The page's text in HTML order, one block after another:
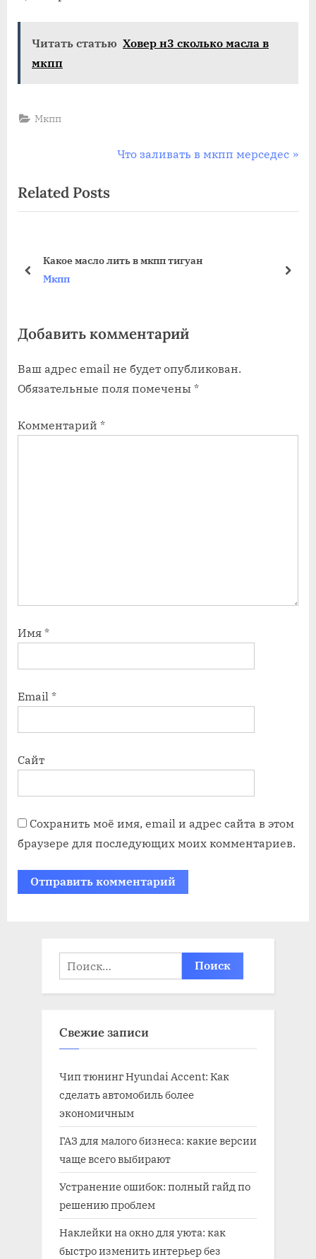
мкпп
Читать статью Ховер н3 сколько масла в
мкпп
Мкпп
Навигация
по
записям
N
t
Что заливать в мкпп мерседес
Related Posts
Какое масло лить в мкпп тигуан
Мкпп
prev next
Добавить комментарий
Ваш адрес email не будет опубликован.
Обязательные поля помечены *
Комментарий *
Имя *
Email *
Сайт
Сохранить моё имя, email и адрес сайта в этом
браузере для последующих моих комментариев.
Найти:
Свежие записи
Чип тюнинг Hyundai Accent: Как
сделать автомобиль более
экономичным
ГАЗ для малого бизнеса: какие версии
чаще всего выбирают
Устранение ошибок: полный гайд по
решению проблем
Наклейки на окно для уюта: как
быстро изменить интерьер без